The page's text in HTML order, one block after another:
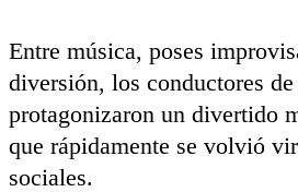
Entre música, poses
diversión, los conductores
protagonizaron un divertido
que rápidamente se volvió
sociales.